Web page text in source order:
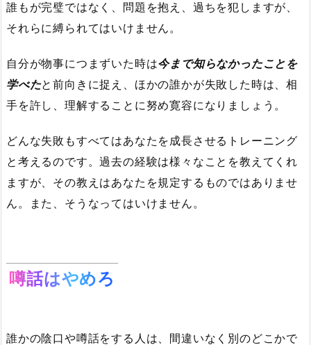
誰もが完璧ではなく、問題を抱え、過ちを犯しますが、
それらに縛られてはいけません。
自分が物事につまずいた時は今まで知らなかったことを
学べたと前向きに捉え、ほかの誰かが失敗した時は、相
手を許し、理解することに努め寛容になりましょう。
どんな失敗もすべてはあなたを成長させるトレーニング
と考えるのです。過去の経験は様々なことを教えてくれ
ますが、その教えはあなたを規定するものではありませ
ん。また、そうなってはいけません。
噂話はやめろ
誰かの陰口や噂話をする人は、間違いなく別のどこかで